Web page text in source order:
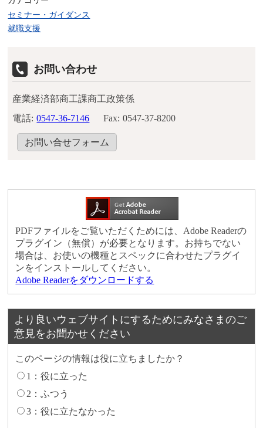
セミナー・ガイダンス
就職支援
お問い合わせ
産業経済部商工課商工政策係
電話: 0547-36-7146 Fax: 0547-37-8200
お問い合せフォーム
PDFファイルをご覧いただくためには、Adobe Readerの
プラグイン（無償）が必要となります。お持ちでない
場合は、お使いの機種とスペックに合わせたプラグイ
ンをインストールしてください。
Adobe Readerをダウンロードする
より良いウェブサイトにするためにみなさまのご
意見をお聞かせください
このページの情報は役に立ちましたか？
1：役に立った
2：ふつう
3：役に立たなかった